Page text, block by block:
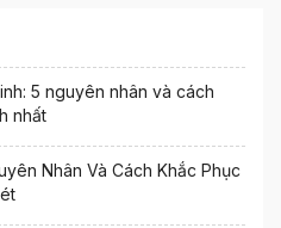
5 nguyên nhân và cách
nhất
Nhân Và Cách Khắc Phục